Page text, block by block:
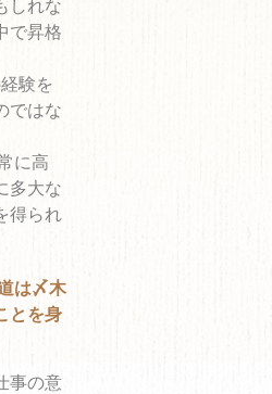
しれな
で昇格
験を
ではな
に高
多大な
得られ
は〆木
とを身
事の意